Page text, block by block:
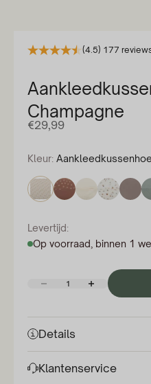
(4.5) 177
Champagne
Aanbiedingsprijs
€29,99
Kleur:
Levertijd:
Op voorraad, binnen 1
Aantal verlagenAantal verhogen
Details
Klantenservice